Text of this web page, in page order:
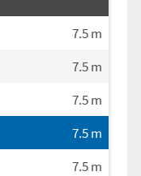
7.5m
7.5m
7.5m
7.5m
7.5m